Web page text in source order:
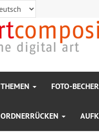
THEMEN FOTO-BECHER
ORDNERRÜCKEN